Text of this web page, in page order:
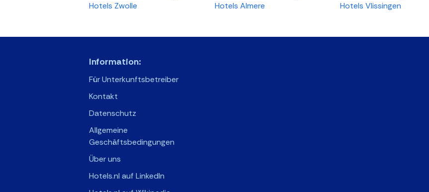
Hotels Zwolle
Hotels Almere
Hotels Vlissingen
Information:
Für Unterkunftsbetreiber
Kontakt
Datenschutz
Allgemeine
Geschäftsbedingungen
Über uns
Hotels.nl auf LinkedIn